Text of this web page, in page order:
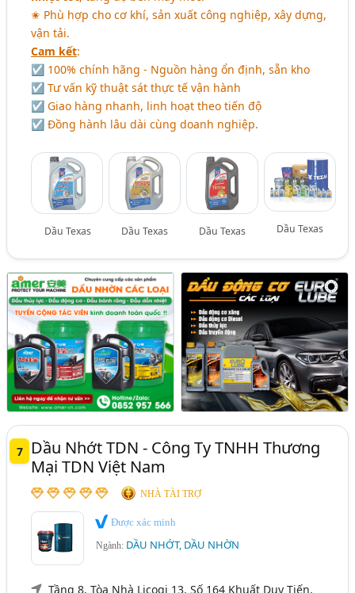
✬ Phù hợp cho cơ khí, sản xuất công nghiệp, xây dựng,
vận tải.
Cam kết:
☑ 100% chính hãng - Nguồn hàng ổn định, sẵn kho
☑ Tư vấn kỹ thuật sát thực tế vận hành
☑ Giao hàng nhanh, linh hoạt theo tiến độ
☑ Đồng hành lâu dài cùng doanh nghiệp.
Dầu Texas Dầu Texas Dầu Texas Dầu Texas
7
Dầu Nhớt TDN - Công Ty TNHH Thương
Mại TDN Việt Nam
NHÀ TÀI TRỢ
Được xác minh
Ngành: DẦU NHỚT, DẦU NHỜN
Tầng 8, Tòa Nhà Licogi 13, Số 164 Khuất Duy Tiến,